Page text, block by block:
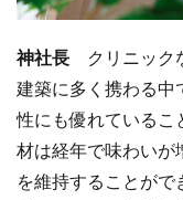
神社長 クリニック
建築に多く携わる中
性にも優れているこ
材は経年で味わいが
を維持することが